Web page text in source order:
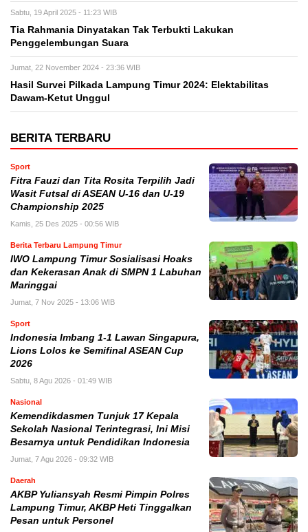
Sabtu, 19 April 2025 - 11:23 WIB
Tia Rahmania Dinyatakan Tak Terbukti Lakukan
Penggelembungan Suara
Jumat, 22 November 2024 - 23:36 WIB
Hasil Survei Pilkada Lampung Timur 2024: Elektabilitas
Dawam-Ketut Unggul
BERITA TERBARU
Sport
Fitra Fauzi dan Tita Rosita Terpilih Jadi
Wasit Futsal di ASEAN U-16 dan U-19
Championship 2025
Kamis, 25 Des 2025 - 00:56 WIB
Berita Terbaru Lampung Timur
IWO Lampung Timur Sosialisasi Hoaks
dan Kekerasan Anak di SMPN 1 Labuhan
Maringgai
Jumat, 7 Nov 2025 - 13:06 WIB
Sport
Indonesia Imbang 1-1 Lawan Singapura,
Lions Lolos ke Semifinal ASEAN Cup
2026
Sabtu, 8 Agu 2026 - 01:49 WIB
Nasional
Kemendikdasmen Tunjuk 17 Kepala
Sekolah Nasional Terintegrasi, Ini Misi
Besarnya untuk Pendidikan Indonesia
Jumat, 7 Agu 2026 - 09:32 WIB
Daerah
AKBP Yuliansyah Resmi Pimpin Polres
Lampung Timur, AKBP Heti Tinggalkan
Pesan untuk Personel